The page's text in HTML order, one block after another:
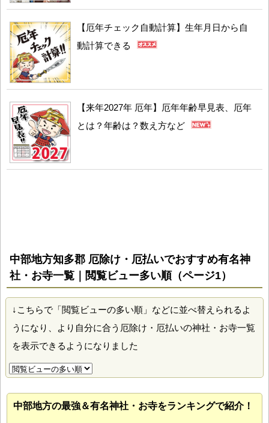
【厄年チェック自動計算】生年月日から自
動計算できる
【来年2027年 厄年】厄年年齢早見表、厄年
とは？年齢は？数え方など
中部地方知多郡 厄除け・厄払いでおすすめ有名神
社・お寺一覧｜閲覧ビュー多い順（ページ1）
↓こちらで「閲覧ビューの多い順」などに並べ替えられるよ
うになり、より自分に合う厄除け・厄払いの神社・お寺一覧
を表示できるようになりました
中部地方の最強＆有名神社・お寺をランキングで紹介！